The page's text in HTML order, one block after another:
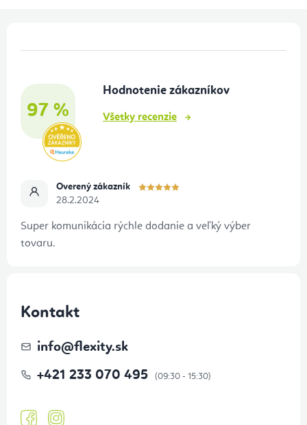
s
97 %
Hodnotenie zákazníkov
Všetky recenzie
Overený zákazník
28.2.2024
Super komunikácia rýchle dodanie a veľký výber
tovaru.
Kontakt
info@flexity.sk
+421 233 070 495